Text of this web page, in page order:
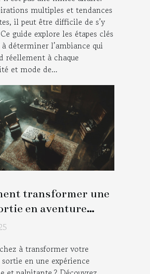
multiples et tendances
il peut être difficile de s’y
guide explore les étapes clés
déterminer l’ambiance qui
réellement à chaque
et mode de...
transformer une
en aventure
avec un jeu
à transformer votre
en une expérience